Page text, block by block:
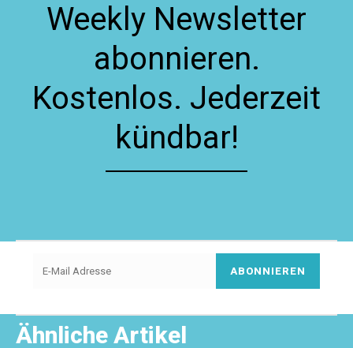
Weekly Newsletter
abonnieren.
Kostenlos. Jederzeit
kündbar!
ABONNIEREN
Ähnliche Artikel